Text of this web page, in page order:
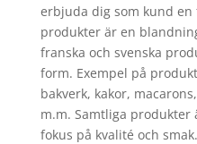
erbjuda dig som kund
produkter är en
franska och svenska
form. Exempel på
bakverk, kakor,
m.m. Samtliga
fokus på kvalité och smak.